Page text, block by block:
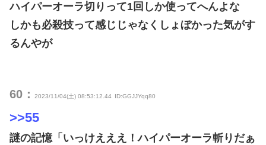
ハイパーオーラ切りって1回しか使ってへんよな
しかも必殺技って感じじゃなくしょぼかった気がす
るんやが
60： 2023/11/04(土) 08:53:12.44 ID:GGJJYqq80
>>55
謎の記憶「いっけえええ！ハイパーオーラ斬りだぁ